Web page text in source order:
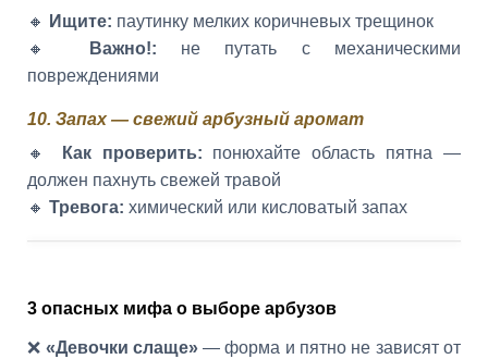
🔸
Ищите: паутинку мелких коричневых трещинок
🔸
Важно!: не путать с механическими
повреждениями
10. Запах — свежий арбузный аромат
🔸
Как проверить: понюхайте область пятна —
должен пахнуть свежей травой
🔸 Тревога: химический или кисловатый запах
3 опасных мифа о выборе арбузов
❌ «Девочки слаще»— форма и пятно не зависят от